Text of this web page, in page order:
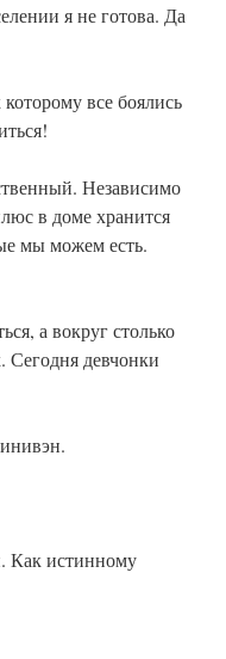
я не готова. Да
все боялись
Независимо
в доме хранится
мы можем есть.
а вокруг столько
девчонки
Как истинному